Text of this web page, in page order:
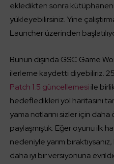
ekledikten sonra
yükleyebilirsiniz. Yine
Launcher üzerinden
Bunun dışında GSC Game
ilerleme kaydetti diyebiliriz. 25
Patch 1.5 güncellemesi ile
hedefledikleri yol haritasını
yama notlarını sizler için
paylaşmıştık. Eğer oyunu ilk
nedeniyle yarım
daha iyi bir versiyonuna